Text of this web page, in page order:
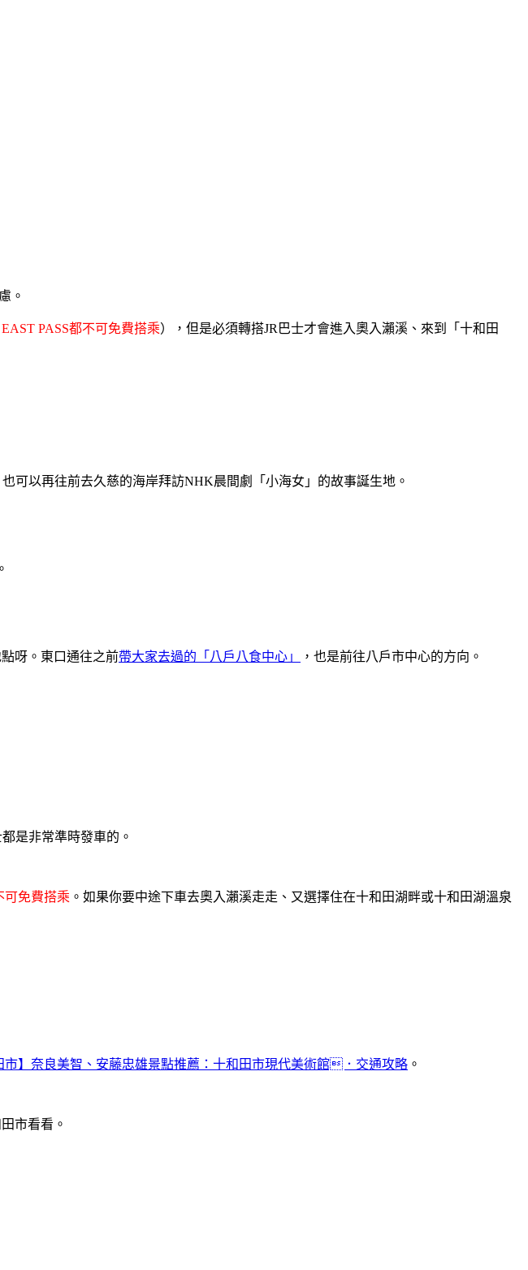
。
EAST PASS都不可免費搭乘），但是必須轉搭JR巴士才會進入奧入瀨溪、來到「十和田
可以再往前去久慈的海岸拜訪NHK晨間劇「小海女」的故事誕生地。
呀。東口通往之前帶大家去過的「八戶八食中心」 ，也是前往八戶市中心的方向。
是非常準時發車的。
可免費搭乘 。如果你要中途下車去奧入瀨溪走走、又選擇住在十和田湖畔或十和田湖溫泉
市】奈良美智、安藤忠雄景點推薦：十和田市現代美術館．交通攻略 。
市看看。